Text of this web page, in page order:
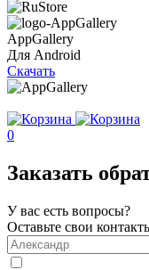
AppGallery
Для Android
Скачать
0
Заказать
У вас есть вопросы?
Оставьте свои